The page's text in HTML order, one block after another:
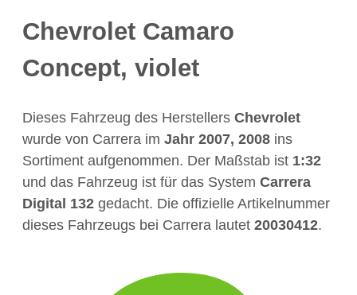
Chevrolet Camaro
Concept, violet
Dieses Fahrzeug des Herstellers Chevrolet
wurde von Carrera im Jahr 2007, 2008 ins
Sortiment aufgenommen. Der Maßstab ist 1:32
und das Fahrzeug ist für das System Carrera
Digital 132 gedacht. Die offizielle Artikelnummer
dieses Fahrzeugs bei Carrera lautet 20030412.